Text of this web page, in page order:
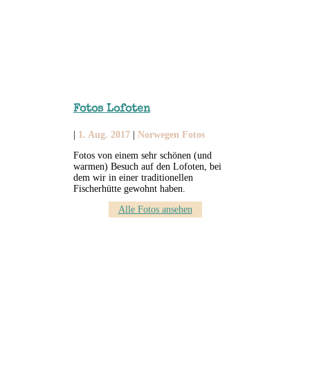
Fotos Lofoten
1. Aug. 2017
Norwegen Fotos
Fotos von einem sehr schönen (und
warmen) Besuch auf den Lofoten, bei
dem wir in einer traditionellen
Fischerhütte gewohnt haben.
Alle Fotos ansehen